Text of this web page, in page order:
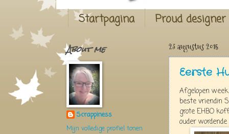
Startpagina Proud
23 augustus 2015
Eerste
Afgelopen
beste vriendin
grote EHBO
ouder
About me
Scrappiness
Mijn volledige profiel tonen